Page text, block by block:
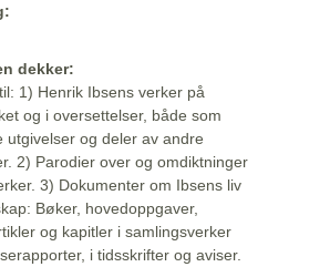
dekker:
1) Henrik Ibsens verker på
og i oversettelser, både som
utgivelser og deler av andre
2) Parodier over og omdiktninger
3) Dokumenter om Ibsens liv
Bøker, hovedoppgaver,
og kapitler i samlingsverker
i tidsskrifter og aviser.